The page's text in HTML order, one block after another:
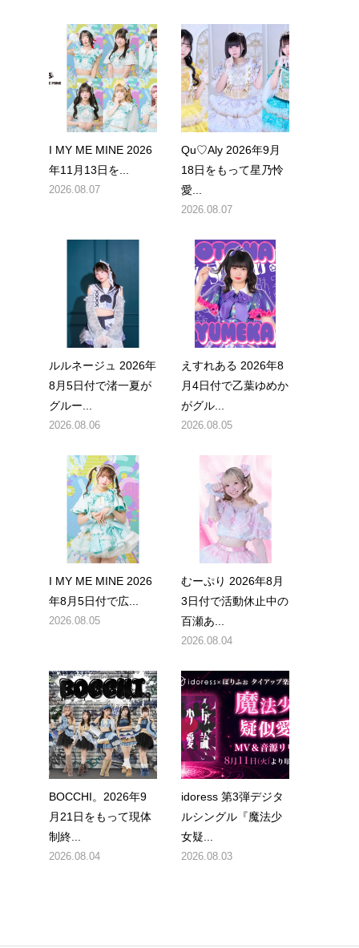
I MY ME MINE 2026
年11月13日を...
2026.08.07
Qu♡Aly 2026年9月
18日をもって星乃怜
愛...
2026.08.07
ルルネージュ 2026年
8月5日付で渚一夏が
グルー...
2026.08.06
えすれある 2026年8
月4日付で乙葉ゆめか
がグル...
2026.08.05
I MY ME MINE 2026
年8月5日付で広...
2026.08.05
むーぷり 2026年8月
3日付で活動休止中の
百瀬あ...
2026.08.04
BOCCHI。2026年9
月21日をもって現体
制終...
2026.08.04
idoress 第3弾デジタ
ルシングル『魔法少
女疑...
2026.08.03